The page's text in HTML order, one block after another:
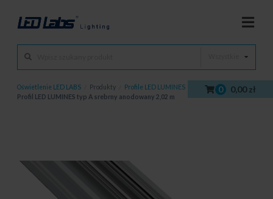
0 0,00 zł
Oświetlenie LED LABS Produkty Profile LED LUMINES Profile LED
Profil LED LUMINES typ A srebrny anodowany 2,02 m